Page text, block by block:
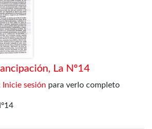
La Nº14
Inicie sesión para verlo completo